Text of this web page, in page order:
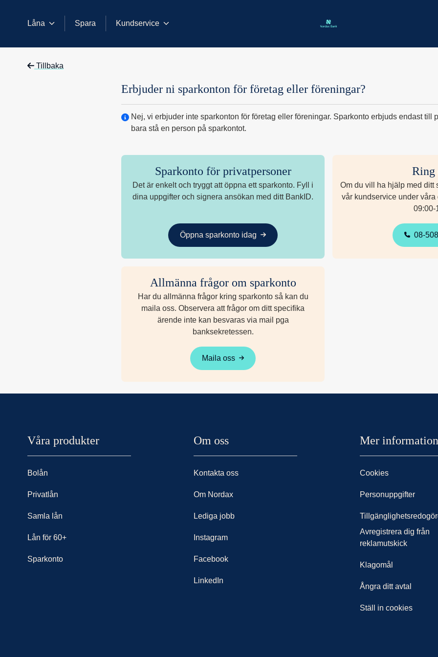
Låna Spara Kundservice
Kontakt Ny kund Frågor sparkonto Erbjuder ni sparkonton för företag eller föreningar?
Tillbaka
Erbjuder ni sparkonton för företag eller föreningar?
Nej, vi erbjuder inte sparkonton för företag eller föreningar. Sparkonto erbjuds endast till
bara stå en person på sparkontot.
Sparkonto för privatpersoner
Det är enkelt och tryggt att öppna ett sparkonto. Fyll i
dina uppgifter och signera ansökan med ditt BankID.
Öppna sparkonto idag
Ring
Om du vill ha hjälp med ditt
vår kundservice under
09:00-
08-
Allmänna frågor om sparkonto
Har du allmänna frågor kring sparkonto så kan du
maila oss. Observera att frågor om ditt specifika
ärende inte kan besvaras via mail pga
banksekretessen.
Maila oss
Nordax sidor
Våra produkter
Bolån
Privatlån
Samla lån
Lån för 60+
Sparkonto
Om oss
Kontakta oss
Om Nordax
Lediga jobb
Instagram
Facebook
LinkedIn
Mer information
Cookies
Personuppgifter
Avregistrera dig från
reklamutskick
Klagomål
Ångra ditt avtal
Ställ in cookies